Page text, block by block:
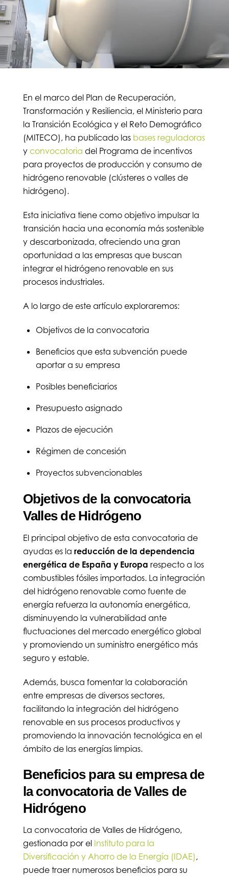
En el marco del Plan de Recuperación,
Transformación y Resiliencia, el Ministerio para
la Transición Ecológica y el Reto Demográfico
(MITECO), ha publicado las bases reguladoras
y convocatoria del Programa de incentivos
para proyectos de producción y consumo de
hidrógeno renovable (clústeres o valles de
hidrógeno).
Esta iniciativa tiene como objetivo impulsar la
transición hacia una economía más sostenible
y descarbonizada, ofreciendo una gran
oportunidad a las empresas que buscan
integrar el hidrógeno renovable en sus
procesos industriales.
A lo largo de este artículo exploraremos:
Objetivos de la convocatoria
Beneficios que esta subvención puede
aportar a su empresa
Posibles beneficiarios
Presupuesto asignado
Plazos de ejecución
Régimen de concesión
Proyectos subvencionables
Objetivos de la convocatoria
Valles de Hidrógeno
El principal objetivo de esta convocatoria de
ayudas es la reducción de la dependencia
energética de España y Europa respecto a los
combustibles fósiles importados. La integración
del hidrógeno renovable como fuente de
energía refuerza la autonomía energética,
disminuyendo la vulnerabilidad ante
fluctuaciones del mercado energético global
y promoviendo un suministro energético más
seguro y estable.
Además, busca fomentar la colaboración
entre empresas de diversos sectores,
facilitando la integración del hidrógeno
renovable en sus procesos productivos y
promoviendo la innovación tecnológica en el
ámbito de las energías limpias.
Beneficios para su empresa de
la convocatoria de Valles de
Hidrógeno
La convocatoria de Valles de Hidrógeno,
gestionada por el Instituto para la
Diversificación y Ahorro de la Energía (IDAE),
puede traer numerosos beneficios para su